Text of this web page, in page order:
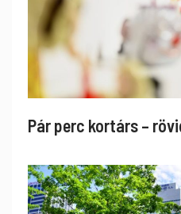
Pár perc kortárs –